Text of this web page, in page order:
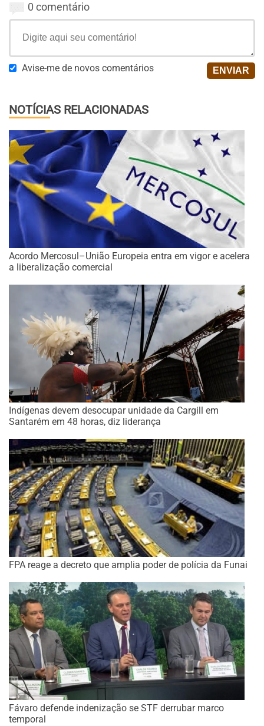
0 comentário
Avise-me de novos comentários
NOTÍCIAS RELACIONADAS
Acordo Mercosul–União Europeia entra em vigor e acelera
a liberalização comercial
Indígenas devem desocupar unidade da Cargill em
Santarém em 48 horas, diz liderança
FPA reage a decreto que amplia poder de polícia da Funai
Fávaro defende indenização se STF derrubar marco
temporal